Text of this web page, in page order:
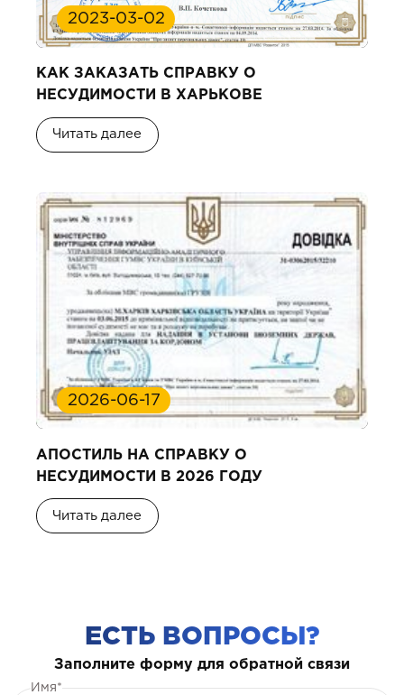
2023-03-02
КАК ЗАКАЗАТЬ СПРАВКУ О
НЕСУДИМОСТИ В ХАРЬКОВЕ
Читать далее
2026-06-17
АПОСТИЛЬ НА СПРАВКУ О
НЕСУДИМОСТИ В 2026 ГОДУ
Читать далее
ЕСТЬ ВОПРОСЫ?
Заполните форму для обратной связи
Имя*